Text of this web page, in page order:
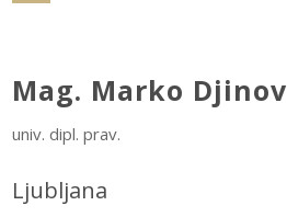
Mag. Marko
univ. dipl. prav.
Ljubljana